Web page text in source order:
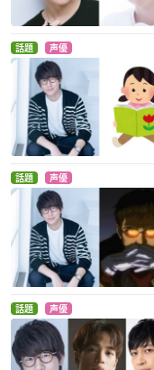
話題 声優
話題 声優
話題 声優